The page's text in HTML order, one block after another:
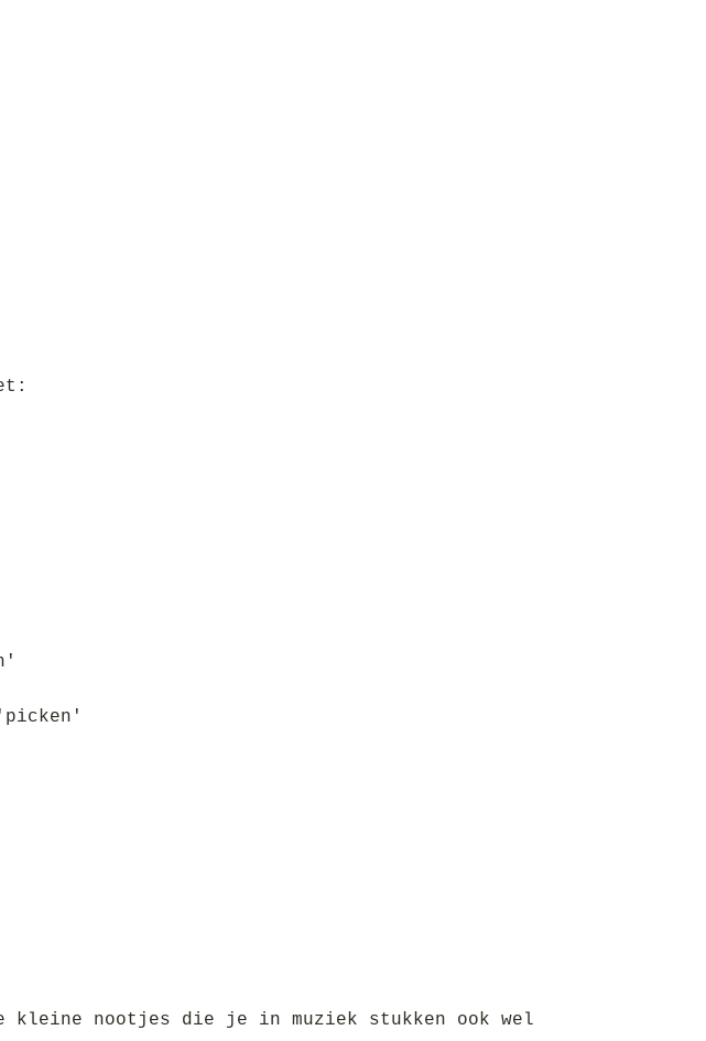
nootjes die je in muziek stukken ook wel